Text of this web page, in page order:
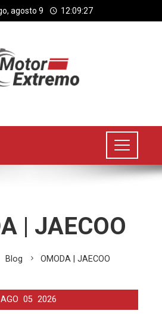
agosto 9 12:09:28
| JAECOO
Blog OMODA | JAECOO
AGO 05 2026